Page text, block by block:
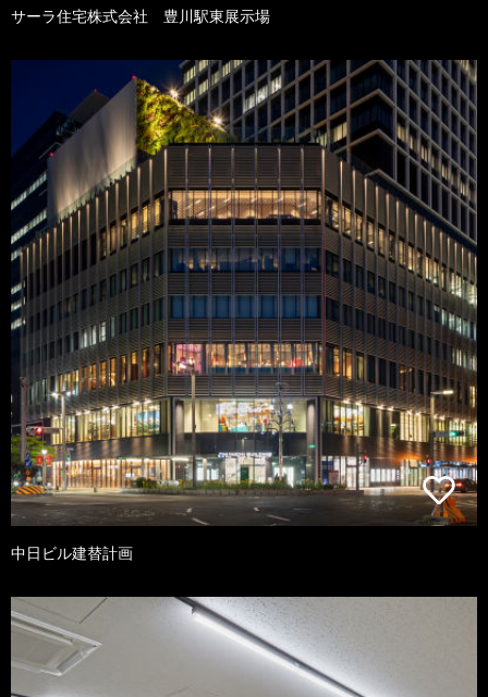
サーラ住宅株式会社 豊川駅東展示場
中日ビル建替計画